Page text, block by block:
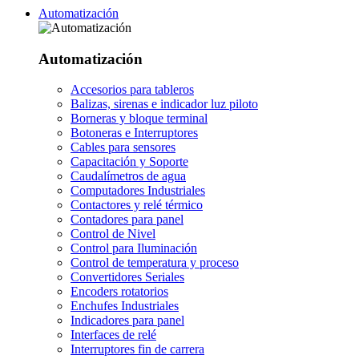
Automatización
Automatización
Accesorios para tableros
Balizas, sirenas e indicador luz piloto
Borneras y bloque terminal
Botoneras e Interruptores
Cables para sensores
Capacitación y Soporte
Caudalímetros de agua
Computadores Industriales
Contactores y relé térmico
Contadores para panel
Control de Nivel
Control para Iluminación
Control de temperatura y proceso
Convertidores Seriales
Encoders rotatorios
Enchufes Industriales
Indicadores para panel
Interfaces de relé
Interruptores fin de carrera